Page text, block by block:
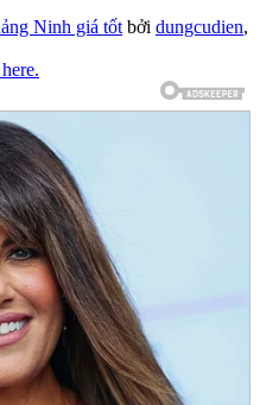
Ninh giá tốt bởi dungcudien,